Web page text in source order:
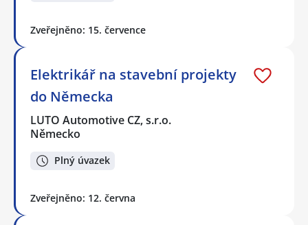
Zveřejněno: 15. července
Elektrikář na stavební projekty
do Německa
LUTO Automotive CZ, s.r.o.
Německo
Plný úvazek
Zveřejněno: 12. června